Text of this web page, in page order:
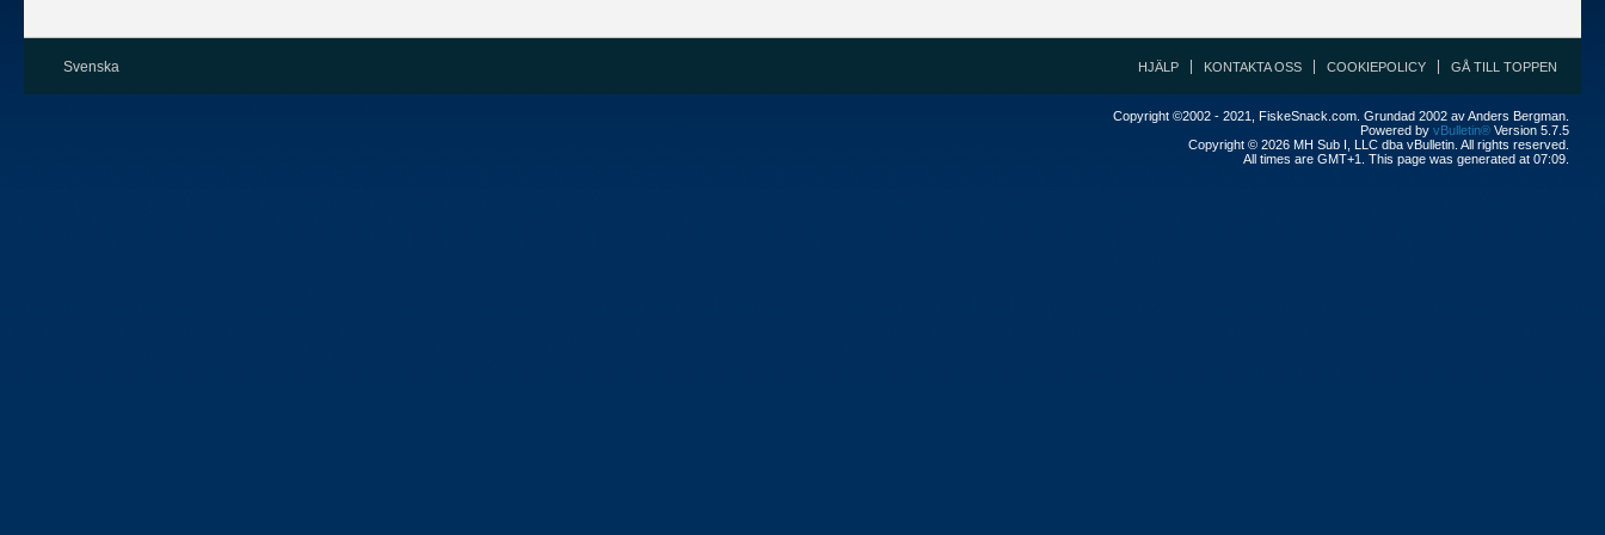
Svenska HJÄLP KONTAKTA OSS COOKIEPOLICY GÅ TILL TOPPEN
Copyright ©2002 - 2021, FiskeSnack.com. Grundad 2002 av Anders Bergman.
Powered by vBulletin® Version 5.7.5
Copyright © 2026 MH Sub I, LLC dba vBulletin. All rights reserved.
All times are GMT+1. This page was generated at 07:09.